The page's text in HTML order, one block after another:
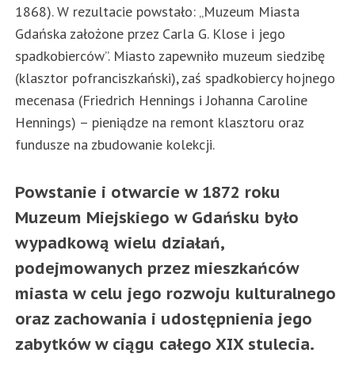
1868). W rezultacie powstało: „Muzeum Miasta
Gdańska założone przez Carla G. Klose i jego
spadkobierców”. Miasto zapewniło muzeum siedzibę
(klasztor pofranciszkański), zaś spadkobiercy hojnego
mecenasa (Friedrich Hennings i Johanna Caroline
Hennings) – pieniądze na remont klasztoru oraz
fundusze na zbudowanie kolekcji.
Powstanie i otwarcie w 1872 roku
Muzeum Miejskiego w Gdańsku było
wypadkową wielu działań,
podejmowanych przez mieszkańców
miasta w celu jego rozwoju kulturalnego
oraz zachowania i udostępnienia jego
zabytków w ciągu całego XIX stulecia.